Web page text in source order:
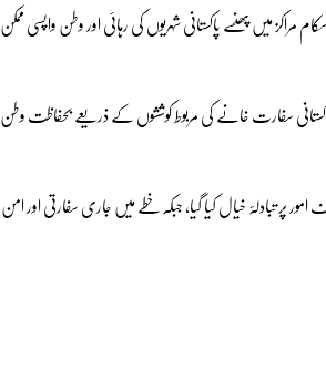
میں پھنسے پاکستانی شہریوں کی رہائی اور وطن واپسی ممکن
پاکستانی شہری، میانمار میں پاکستانی سفارت خانے کی مربوط کوششوں کے ذریعے بحفاظت وطن
پر تبادلۂ خیال کیا گیا، جبکہ خطے میں جاری سفارتی اور امن